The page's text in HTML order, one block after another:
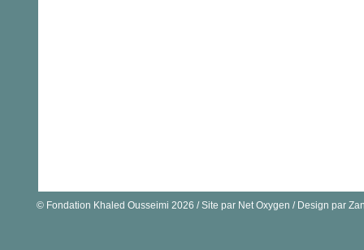
© Fondation Khaled Ousseimi 2026 / Site par Net Oxygen / Design par